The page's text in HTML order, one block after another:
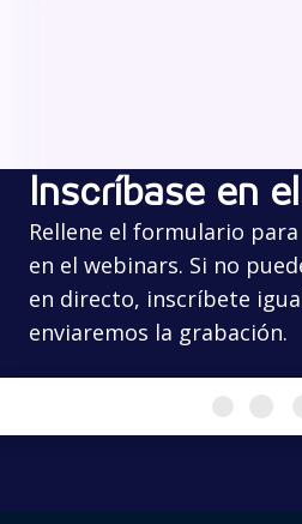
Inscríbase en
Rellene el formulario
en el webinars. Si no
en directo, inscríbete
enviaremos la grabación.